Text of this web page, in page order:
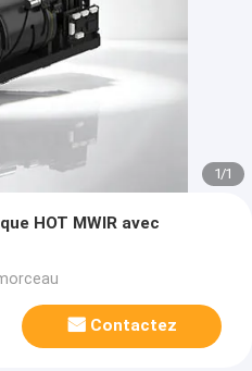
1/1
HOT MWIR avec
Contactez